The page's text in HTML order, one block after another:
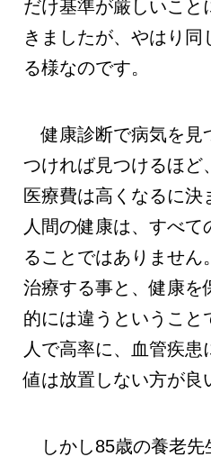
だけ基準が厳しいこと
きましたが、やはり
る様なのです。
健康診断で病気を見
つければ見つけるほど
医療費は高くなるに決
人間の健康は、すべ
ることではありません
治療する事と、健康を
的には違うということ
人で高率に、血管疾患
値は放置しない方が良
しかし85歳の養老先